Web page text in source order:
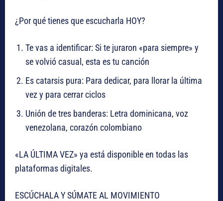
¿Por qué tienes que escucharla HOY?
Te vas a identificar: Si te juraron «para siempre» y
se volvió casual, esta es tu canción
Es catarsis pura: Para dedicar, para llorar la última
vez y para cerrar ciclos
Unión de tres banderas: Letra dominicana, voz
venezolana, corazón colombiano
«LA ÚLTIMA VEZ» ya está disponible en todas las
plataformas digitales.
ESCÚCHALA Y SÚMATE AL MOVIMIENTO